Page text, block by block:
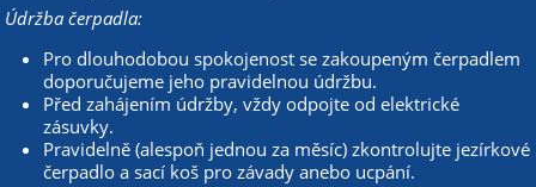
Údržba čerpadla:
Pro dlouhodobou spokojenost se zakoupeným čerpadlem
doporučujeme jeho pravidelnou údržbu.
Před zahájením údržby, vždy odpojte od elektrické
zásuvky.
Pravidelně (alespoň jednou za měsíc) zkontrolujte jezírkové
čerpadlo a sací koš pro závady anebo ucpání.